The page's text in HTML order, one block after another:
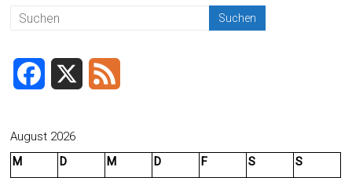
c
August 2026
M
D M D F S
S